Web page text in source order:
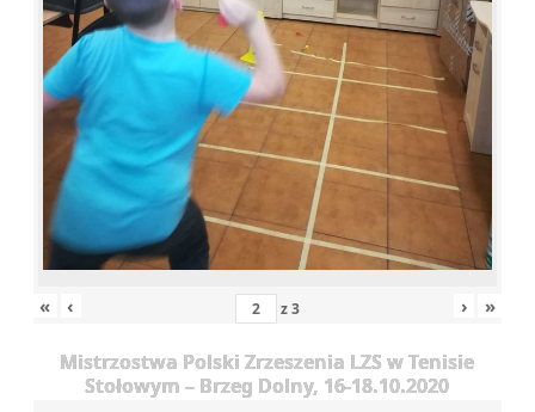
« ‹ z3 › »
Mistrzostwa Polski Zrzeszenia LZS w Tenisie
Stołowym – Brzeg Dolny, 16-18.10.2020